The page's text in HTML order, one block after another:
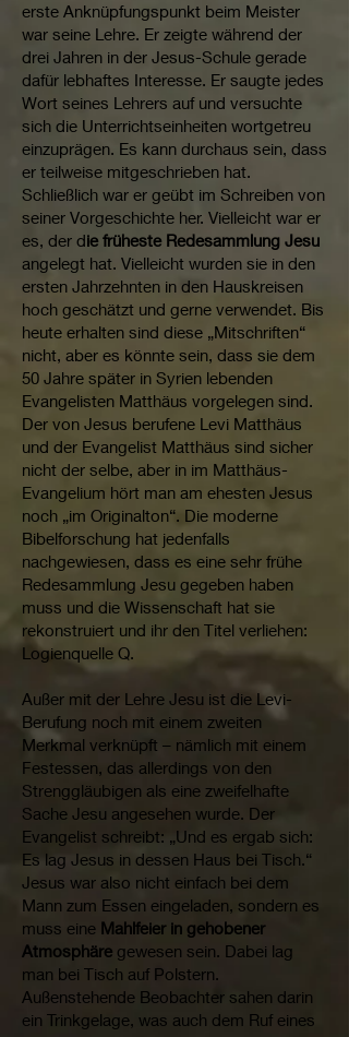
erste Anknüpfungspunkt beim Meister
war seine Lehre. Er zeigte während der
drei Jahren in der Jesus-Schule gerade
dafür lebhaftes Interesse. Er saugte jedes
Wort seines Lehrers auf und versuchte
sich die Unterrichtseinheiten wortgetreu
einzuprägen. Es kann durchaus sein, dass
er teilweise mitgeschrieben hat.
Schließlich war er geübt im Schreiben von
seiner Vorgeschichte her. Vielleicht war er
es, der die früheste Redesammlung Jesu
angelegt hat. Vielleicht wurden sie in den
ersten Jahrzehnten in den Hauskreisen
hoch geschätzt und gerne verwendet. Bis
heute erhalten sind diese „Mitschriften“
nicht, aber es könnte sein, dass sie dem
50 Jahre später in Syrien lebenden
Evangelisten Matthäus vorgelegen sind.
Der von Jesus berufene Levi Matthäus
und der Evangelist Matthäus sind sicher
nicht der selbe, aber in im Matthäus-
Evangelium hört man am ehesten Jesus
noch „im Originalton“. Die moderne
Bibelforschung hat jedenfalls
nachgewiesen, dass es eine sehr frühe
Redesammlung Jesu gegeben haben
muss und die Wissenschaft hat sie
rekonstruiert und ihr den Titel verliehen:
Logienquelle Q.
Außer mit der Lehre Jesu ist die Levi-
Berufung noch mit einem zweiten
Merkmal verknüpft – nämlich mit einem
Festessen, das allerdings von den
Strenggläubigen als eine zweifelhafte
Sache Jesu angesehen wurde. Der
Evangelist schreibt: „Und es ergab sich:
Es lag Jesus in dessen Haus bei Tisch.“
Jesus war also nicht einfach bei dem
Mann zum Essen eingeladen, sondern es
muss eine Mahlfeier in gehobener
Atmosphäre gewesen sein. Dabei lag
man bei Tisch auf Polstern.
Außenstehende Beobachter sahen darin
ein Trinkgelage, was auch dem Ruf eines